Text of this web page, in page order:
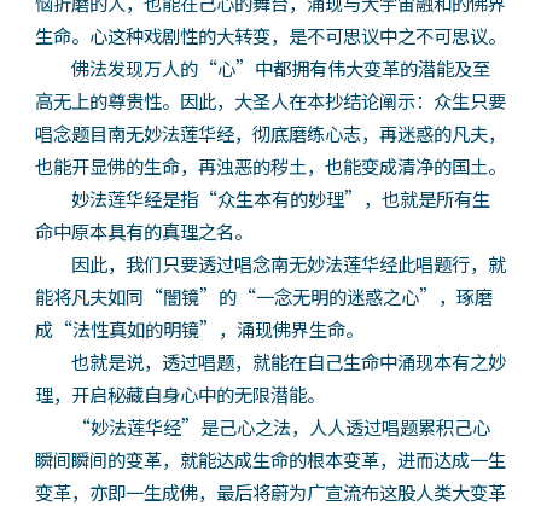
生命。心这种戏剧性的大转变，是不可思议中之不可思议。
佛法发现万人的“心”中都拥有伟大变革的潜能及至
高无上的尊贵性。因此，大圣人在本抄结论阐示：众生只要
唱念题目南无妙法莲华经，彻底磨练心志，再迷惑的凡夫，
也能开显佛的生命，再浊恶的秽土，也能变成清净的国土。
妙法莲华经是指“众生本有的妙理”，也就是所有生
命中原本具有的真理之名。
因此，我们只要透过唱念南无妙法莲华经此唱题行，就
能将凡夫如同“闇镜”的“一念无明的迷惑之心”，琢磨
成“法性真如的明镜”，涌现佛界生命。
也就是说，透过唱题，就能在自己生命中涌现本有之妙
理，开启秘藏自身心中的无限潜能。
“妙法莲华经”是己心之法，人人透过唱题累积己心
瞬间瞬间的变革，就能达成生命的根本变革，进而达成一生
变革，亦即一生成佛，最后将蔚为广宣流布这股人类大变革